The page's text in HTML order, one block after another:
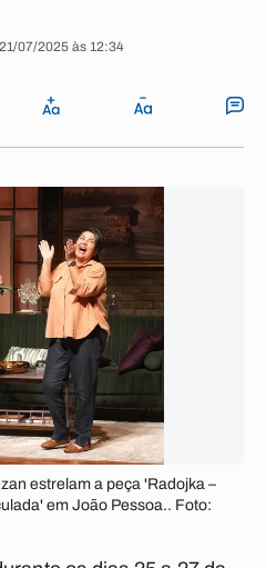
07/2025 às 12:34
estrelam a peça 'Radojka –
em João Pessoa.. Foto: